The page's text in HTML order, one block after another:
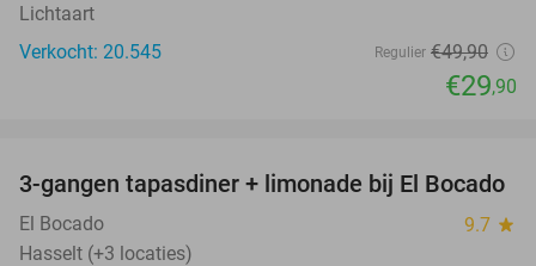
Lichtaart
Verkocht: 20.545
Regulier €49,90
€29,90
26%
3-gangen tapasdiner + limonade bij El Bocado
El Bocado 9.7 star
Hasselt (+3 locaties)